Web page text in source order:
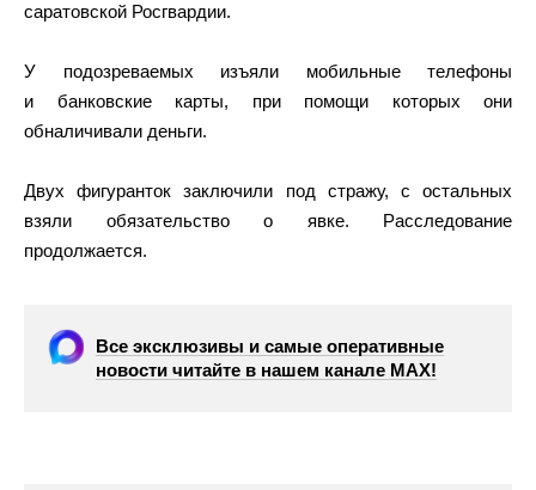
саратовской Росгвардии.
У подозреваемых изъяли мобильные телефоны
и банковские карты, при помощи которых они
обналичивали деньги.
Двух фигуранток заключили под стражу, с остальных
взяли обязательство о явке. Расследование
продолжается.
Все эксклюзивы и самые оперативные
новости читайте в нашем канале МАХ!